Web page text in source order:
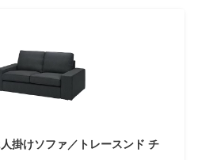
掛けソファ／トレースンド チ